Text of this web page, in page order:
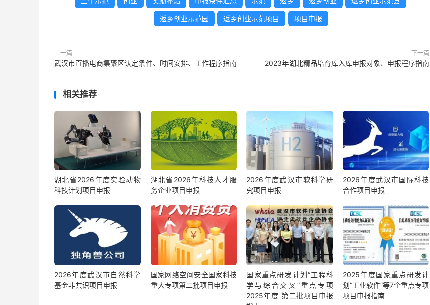
返乡创业示范园 返乡创业示范项目 项目申报
上一篇
武汉市直播电商集聚区认定条件、时间安排、工作程序指南
下一篇
2023年湖北精品培育库入库申报对象、申报程序指南
相关推荐
湖北省2026年度实验动物
科技计划项目申报
湖北省2026年科技人才服
务企业项目申报
2026年度武汉市软科学研
究项目申报
2026年度武汉市国际科技
合作项目申报
2026年度武汉市自然科学
基金非共识项目申报
国家网络空间安全国家科技
重大专项第二批项目申报
国家重点研发计划“工程科
学与综合交叉”重点专项
2025年度 第二批项目申报
2025年度国家重点研发计
划“工业软件”等7个重点专项
项目申报指南